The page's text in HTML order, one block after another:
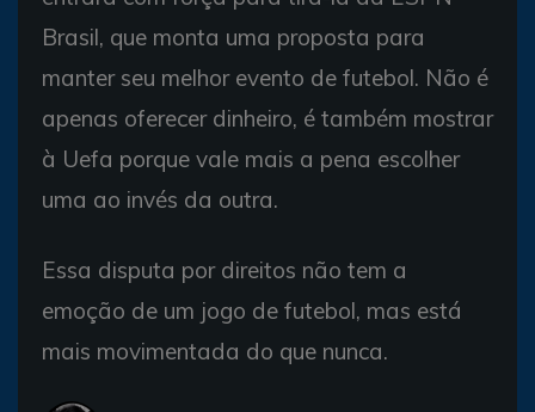
Brasil, que monta uma proposta para
manter seu melhor evento de futebol. Não é
apenas oferecer dinheiro, é também mostrar
à Uefa porque vale mais a pena escolher
uma ao invés da outra.
Essa disputa por direitos não tem a
emoção de um jogo de futebol, mas está
mais movimentada do que nunca.